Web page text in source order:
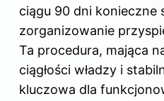
ciągu 90 dni konieczne
zorganizowanie
Ta procedura, mająca
ciągłości władzy i
kluczowa dla